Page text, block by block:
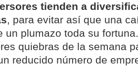
tienden a
, para evitar así que una
un plumazo toda su
quiebras de la semana
reducido número de